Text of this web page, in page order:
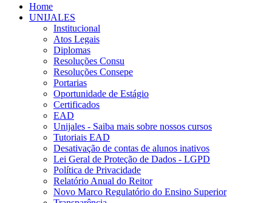
Home
UNIJALES
Institucional
Atos Legais
Diplomas
Resoluções Consu
Resoluções Consepe
Portarias
Oportunidade de Estágio
Certificados
EAD
Unijales - Saiba mais sobre nossos cursos
Tutoriais EAD
Desativação de contas de alunos inativos
Lei Geral de Proteção de Dados - LGPD
Política de Privacidade
Relatório Anual do Reitor
Novo Marco Regulatório do Ensino Superior